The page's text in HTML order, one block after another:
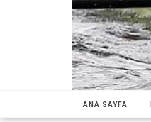
ANA SAYFA